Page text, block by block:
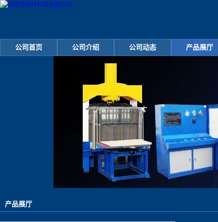
公司首页 公司介绍 公司动态 产品展厅
产品展厅